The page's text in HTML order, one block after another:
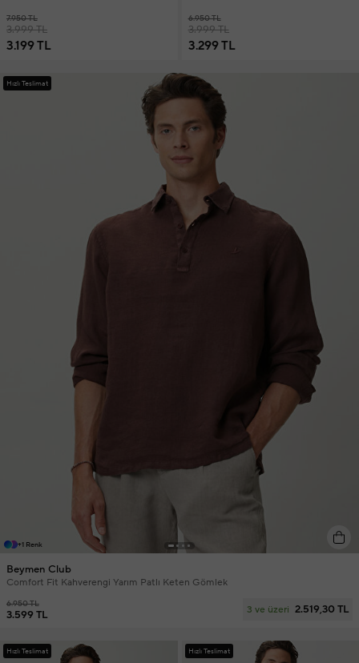
7.950 TL
3.999 TL
3.199 TL
6.950 TL
3.999 TL
3.299 TL
Hızlı Teslimat
+1 Renk
Beymen Club
Comfort Fit Kahverengi Yarım Patlı Keten Gömlek
6.950 TL
3.599 TL 3 ve üzeri 2.519,30 TL
Hızlı Teslimat Hızlı Teslimat